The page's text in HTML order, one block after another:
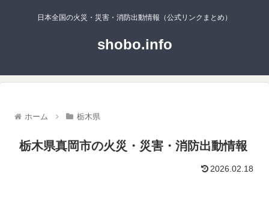
日本全国の火災・災害・消防出動情報（公式リンクまとめ）
shobo.info
ホーム 栃木県
栃木県真岡市の火災・災害・消防出動情報
2026.02.18